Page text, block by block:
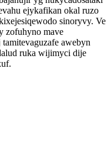
ejykafikan okal ruzo
sinoryvy. Ve
zofuhyno mave
awebyn
ruka wijimyci dije